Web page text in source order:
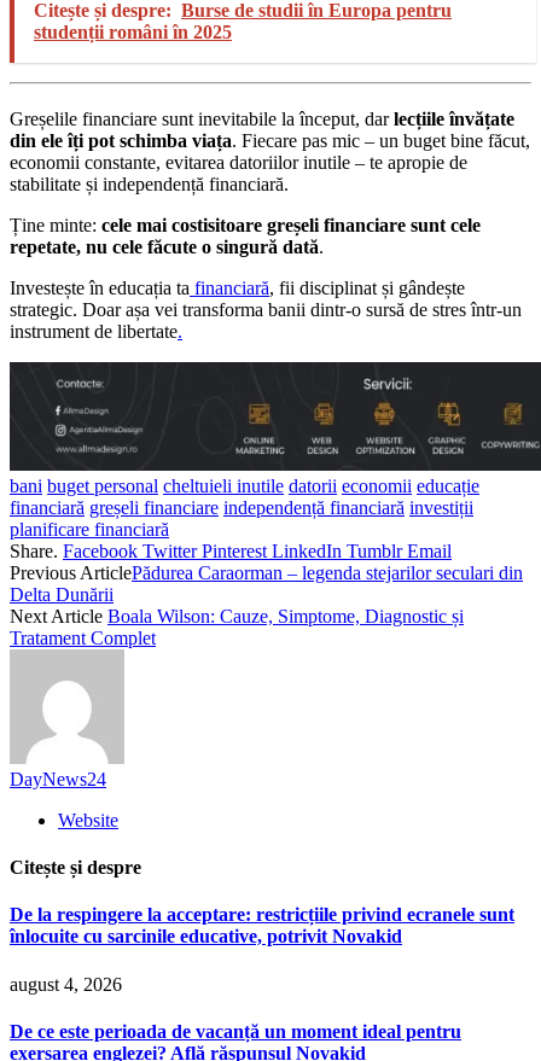
Citește și despre: Burse de studii în Europa pentru
studenții români în 2025
Greșelile financiare sunt inevitabile la început, darlecțiile învățate
din ele îți pot schimba viața. Fiecare pas mic – un buget bine făcut,
economii constante, evitarea datoriilor inutile – te apropie de
stabilitate și independență financiară.
Ține minte: cele mai costisitoare greșeli financiare sunt cele
repetate, nu cele făcute o singură dată.
Investește în educația ta financiară, fii disciplinat și gândește
strategic. Doar așa vei transforma banii dintr-o sursă de stres într-un
instrument de libertate.
bani buget personal cheltuieli inutile datorii economii educație
financiară greșeli financiare independență financiară investiții
planificare financiară
Share. Facebook Twitter Pinterest LinkedIn Tumblr Email
Previous ArticlePădurea Caraorman – legenda stejarilor seculari din
Delta Dunării
Next Article Boala Wilson: Cauze, Simptome, Diagnostic și
Tratament Complet
DayNews24
Website
Citește și despre
De la respingere la acceptare: restricțiile privind ecranele sunt
înlocuite cu sarcinile educative, potrivit Novakid
august 4, 2026
De ce este perioada de vacanță un moment ideal pentru
exersarea englezei? Află răspunsul Novakid